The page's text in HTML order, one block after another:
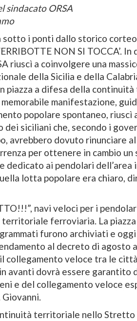
sindacato ORSA
sotto i ponti dallo storico
NON SI TOCCA’. In
riuscì a coinvolgere una
della Sicilia e della
piazza a difesa della
manifestazione,
popolare spontaneo, riuscì
siciliani che, secondo i
avrebbero dovuto rinunciare
per ottenere in cambio un
dedicato ai pendolari dell’area
lotta popolare era chiaro,
navi veloci per i
ferroviaria. La
furono archiviati e
al decreto di agosto
collegamento veloce tra le
avanti dovrà essere garantito
e del collegamento veloce
territoriale nello Stretto